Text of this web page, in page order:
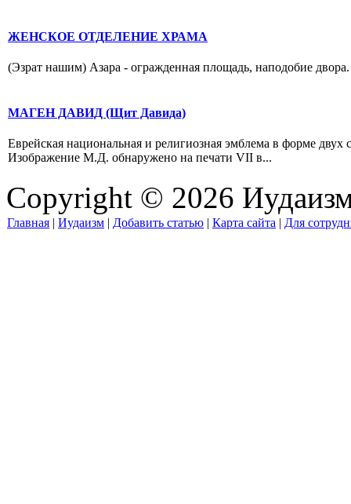
ЖЕНСКОЕ ОТДЕЛЕНИЕ ХРАМА
(Эзрат нашим) Азара - огражденная площадь, наподобие
МАГЕН ДАВИД (Щит Давида)
Еврейская национальная и религиозная эмблема в форме
Изображение М.Д. обнаружено на печати VII в...
Copyright © 2026
Главная | Иудаизм | Добавить статью | Карта сайта | Для